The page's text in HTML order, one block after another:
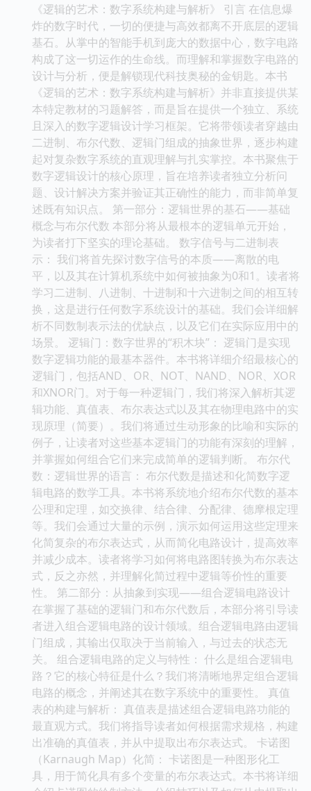
《逻辑的艺术：数字系统构建与解析》 引言 在信息爆
炸的数字时代，一切的便捷与高效都离不开底层的逻辑
基石。从掌中的智能手机到庞大的数据中心，数字电路
构成了这一切运作的生命线。而理解和掌握数字电路的
设计与分析，便是解锁现代科技奥秘的金钥匙。本书
《逻辑的艺术：数字系统构建与解析》并非直接提供某
本特定教材的习题解答，而是旨在提供一个独立、系统
且深入的数字逻辑设计学习框架。它将带领读者穿越由
二进制、布尔代数、逻辑门组成的抽象世界，逐步构建
起对复杂数字系统的直观理解与扎实掌控。本书聚焦于
数字逻辑设计的核心原理，旨在培养读者独立分析问
题、设计解决方案并验证其正确性的能力，而非简单复
述既有知识点。 第一部分：逻辑世界的基石——基础
概念与布尔代数 本部分将从最根本的逻辑单元开始，
为读者打下坚实的理论基础。 数字信号与二进制表
示： 我们将首先探讨数字信号的本质——离散的电
平，以及其在计算机系统中如何被抽象为0和1。读者将
学习二进制、八进制、十进制和十六进制之间的相互转
换，这是进行任何数字系统设计的基础。我们会详细解
析不同数制表示法的优缺点，以及它们在实际应用中的
场景。 逻辑门：数字世界的“积木块”： 逻辑门是实现
数字逻辑功能的最基本器件。本书将详细介绍最核心的
逻辑门，包括AND、OR、NOT、NAND、NOR、XOR
和XNOR门。对于每一种逻辑门，我们将深入解析其逻
辑功能、真值表、布尔表达式以及其在物理电路中的实
现原理（简要）。我们将通过生动形象的比喻和实际的
例子，让读者对这些基本逻辑门的功能有深刻的理解，
并掌握如何组合它们来完成简单的逻辑判断。 布尔代
数：逻辑世界的语言： 布尔代数是描述和化简数字逻
辑电路的数学工具。本书将系统地介绍布尔代数的基本
公理和定理，如交换律、结合律、分配律、德摩根定理
等。我们会通过大量的示例，演示如何运用这些定理来
化简复杂的布尔表达式，从而简化电路设计，提高效率
并减少成本。读者将学习如何将电路图转换为布尔表达
式，反之亦然，并理解化简过程中逻辑等价性的重要
性。 第二部分：从抽象到实现——组合逻辑电路设计
在掌握了基础的逻辑门和布尔代数后，本部分将引导读
者进入组合逻辑电路的设计领域。组合逻辑电路由逻辑
门组成，其输出仅取决于当前输入，与过去的状态无
关。 组合逻辑电路的定义与特性： 什么是组合逻辑电
路？它的核心特征是什么？我们将清晰地界定组合逻辑
电路的概念，并阐述其在数字系统中的重要性。 真值
表的构建与解析： 真值表是描述组合逻辑电路功能的
最直观方式。我们将指导读者如何根据需求规格，构建
出准确的真值表，并从中提取出布尔表达式。 卡诺图
（Karnaugh Map）化简： 卡诺图是一种图形化工
具，用于简化具有多个变量的布尔表达式。本书将详细